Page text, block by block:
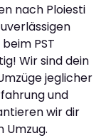
nach Ploiesti
PST
Wir sind dein
jeglicher
und
wir dir
Umzug.